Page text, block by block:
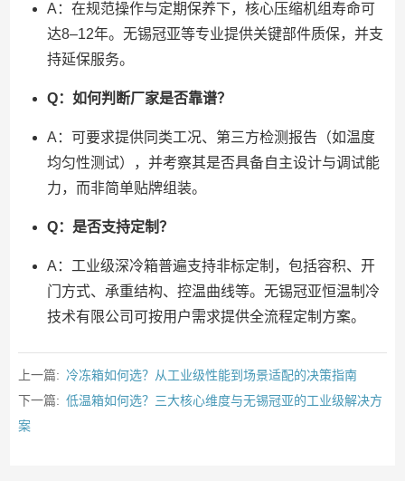
A：在规范操作与定期保养下，核心压缩机组寿命可
达8–12年。无锡冠亚等专业提供关键部件质保，并支
持延保服务。
Q：如何判断厂家是否靠谱？
A：可要求提供同类工况、第三方检测报告（如温度
均匀性测试），并考察其是否具备自主设计与调试能
力，而非简单贴牌组装。
Q：是否支持定制？
A：工业级深冷箱普遍支持非标定制，包括容积、开
门方式、承重结构、控温曲线等。无锡冠亚恒温制冷
技术有限公司可按用户需求提供全流程定制方案。
上一篇: 冷冻箱如何选？从工业级性能到场景适配的决策指南
下一篇: 低温箱如何选？三大核心维度与无锡冠亚的工业级解决方
案